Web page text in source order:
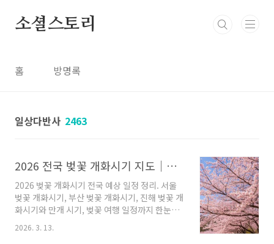
소셜스토리
홈 방명록
일상다반사 2463
2026 전국 벚꽃 개화시기 지도｜서울·부산·대구 벚꽃 언제 피나?
2026 벚꽃 개화시기 전국 예상 일정 정리. 서울
벚꽃 개화시기, 부산 벚꽃 개화시기, 진해 벚꽃 개
화시기와 만개 시기, 벚꽃 여행 일정까지 한눈에
확인하세요. 핵심 요약 (2026년 3월 기준 최
신)2026년 벚꽃은 제주에서 3월 20~22일 사이
2026. 3. 13.